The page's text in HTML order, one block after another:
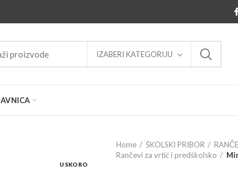
IZABERI KATEGORIJU
USKORO
Home ŠKOLSKI PRIBOR
Rančevi za vrtić i predškolsko